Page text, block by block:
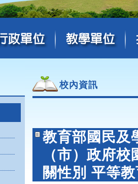
校內資訊
教育部國民及
（市）政府
關性別 平等